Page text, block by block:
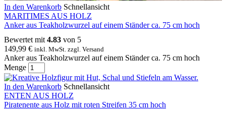
In den Warenkorb Schnellansicht
MARITIMES AUS HOLZ
Anker aus Teakholzwurzel auf einem Ständer ca. 75 cm hoch
Bewertet mit 4.83 von 5
149,99 € inkl. MwSt. zzgl. Versand
Anker aus Teakholzwurzel auf einem Ständer ca. 75 cm hoch
Menge
In den Warenkorb Schnellansicht
ENTEN AUS HOLZ
Piratenente aus Holz mit roten Streifen 35 cm hoch